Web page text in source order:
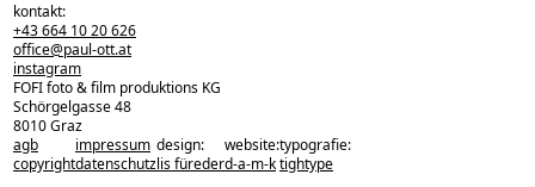
zurück zu den projekten
kontakt:
+43 664 10 20 626
office@paul-ott.at
instagram
FOFI foto & film produktions KG
Schörgelgasse 48
8010 Graz
agb
copyright
impressum
datenschutz
design:
lis füreder
website:
d-a-m-k
typografie:
tightype